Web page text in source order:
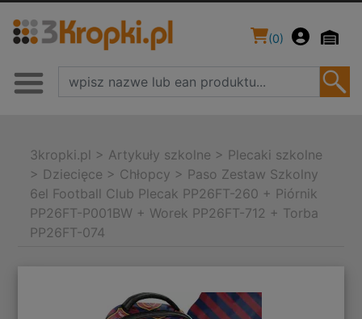
(0)
3kropki.pl > Artykuły szkolne > Plecaki szkolne
> Dziecięce > Chłopcy > Paso Zestaw Szkolny
6el Football Club Plecak PP26FT-260 + Piórnik
PP26FT-P001BW + Worek PP26FT-712 + Torba
PP26FT-074